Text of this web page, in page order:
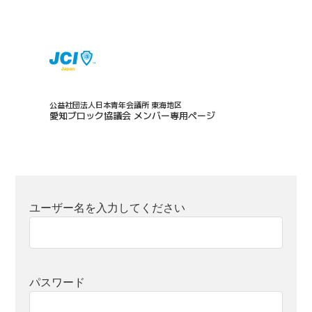
公益社団法人日本青年会議所 東海地区
愛知ブロック協議会 メンバー専用ページ
ユーザー名を入力してください
パスワード